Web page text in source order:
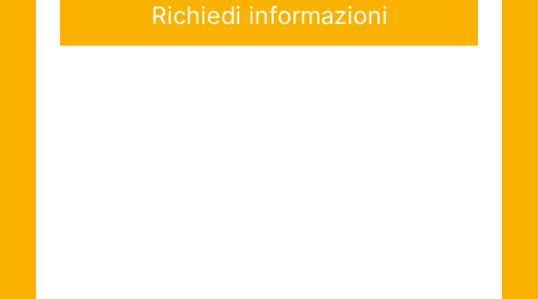
Richiedi informazioni